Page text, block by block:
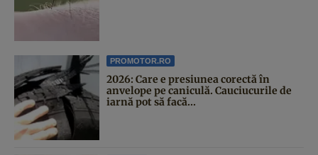
PROMOTOR.RO
2026: Care e presiunea corectă în
anvelope pe caniculă. Cauciucurile de
iarnă pot să facă...